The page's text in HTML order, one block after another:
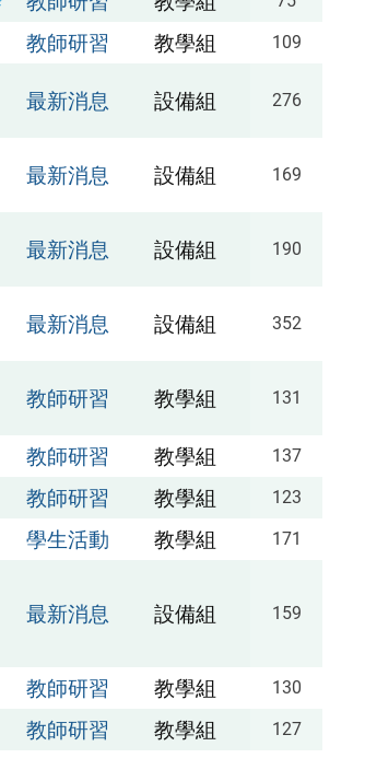
教師研習 教學組 109
最新消息 設備組 276
最新消息 設備組 169
最新消息 設備組 190
最新消息 設備組 352
教師研習 教學組 131
教師研習 教學組 137
教師研習 教學組 123
學生活動 教學組 171
最新消息 設備組 159
教師研習 教學組 130
教師研習 教學組 127